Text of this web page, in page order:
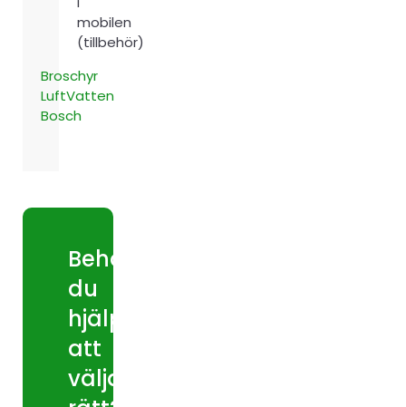
mobilen
(tillbehör)
Broschyr
LuftVatten
Bosch
Behöver
du
hjälp
att
välja